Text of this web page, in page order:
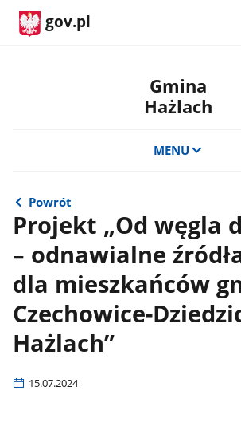
gov.pl
Gmina
Hażlach
MENU
Powrót
Projekt „Od węgla
– odnawialne
dla mieszkańców
Czechowice-
Hażlach”
15.07.2024